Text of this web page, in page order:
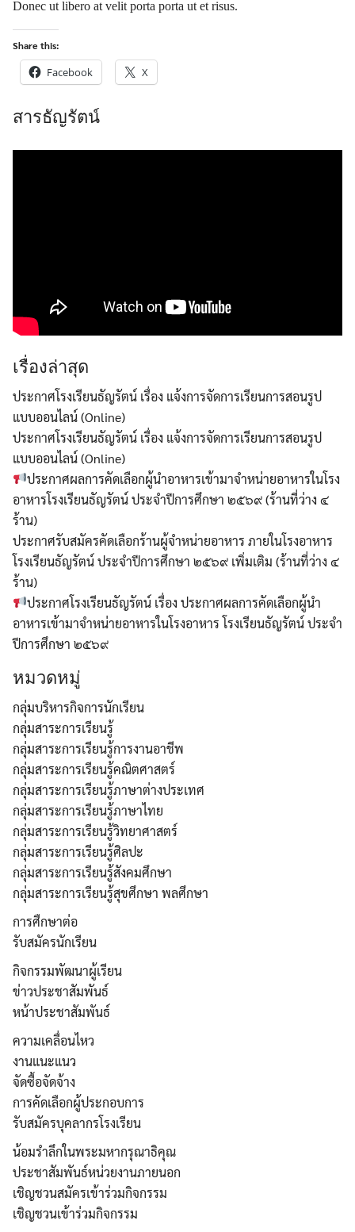
Search
for:
Donec ut libero at velit porta porta ut et risus.
Share this:
Facebook X
สารธัญรัตน์
เรื่องล่าสุด
ประกาศโรงเรียนธัญรัตน์ เรื่อง แจ้งการจัดการเรียนการสอนรูป
แบบออนไลน์ (Online)
ประกาศโรงเรียนธัญรัตน์ เรื่อง แจ้งการจัดการเรียนการสอนรูป
แบบออนไลน์ (Online)
ประกาศผลการคัดเลือกผู้นำอาหารเข้ามาจำหน่ายอาหารในโรง
อาหารโรงเรียนธัญรัตน์ ประจำปีการศึกษา ๒๕๖๙ (ร้านที่ว่าง ๔
ร้าน)
ประกาศรับสมัครคัดเลือกร้านผู้จำหน่ายอาหาร ภายในโรงอาหาร
โรงเรียนธัญรัตน์ ประจำปีการศึกษา ๒๕๖๙ เพิ่มเติม (ร้านที่ว่าง ๔
ร้าน)
ประกาศโรงเรียนธัญรัตน์ เรื่อง ประกาศผลการคัดเลือกผู้นำ
อาหารเข้ามาจำหน่ายอาหารในโรงอาหาร โรงเรียนธัญรัตน์ ประจำ
ปีการศึกษา ๒๕๖๙
หมวดหมู่
กลุ่มบริหารกิจการนักเรียน
กลุ่มสาระการเรียนรู้
กลุ่มสาระการเรียนรู้การงานอาชีพ
กลุ่มสาระการเรียนรู้คณิตศาสตร์
กลุ่มสาระการเรียนรู้ภาษาต่างประเทศ
กลุ่มสาระการเรียนรู้ภาษาไทย
กลุ่มสาระการเรียนรู้วิทยาศาสตร์
กลุ่มสาระการเรียนรู้ศิลปะ
กลุ่มสาระการเรียนรู้สังคมศึกษา
กลุ่มสาระการเรียนรู้สุขศึกษา พลศึกษา
การศืกษาต่อ
รับสมัครนักเรียน
กิจกรรมพัฒนาผู้เรียน
ข่าวประชาสัมพันธ์
หน้าประชาสัมพันธ์
ความเคลื่อนไหว
งานแนะแนว
จัดซื้อจัดจ้าง
การคัดเลือกผู้ประกอบการ
รับสมัครบุคลากรโรงเรียน
น้อมรำลึกในพระมหากรุณาธิคุณ
ประชาสัมพันธ์หน่วยงานภายนอก
เชิญชวนสมัครเข้าร่วมกิจกรรม
เชิญชวนเข้าร่วมกิจกรรม